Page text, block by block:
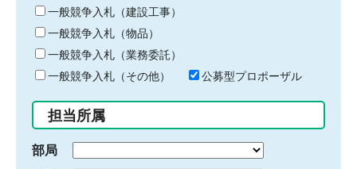
キ
ー
ワ
ー
ド
入
力
一般競争入札（建設工事）
一般競争入札（物品）
一般競争入札（業務委託）
一般競争入札（その他）
公募型プロポーザル
担当所属
部局